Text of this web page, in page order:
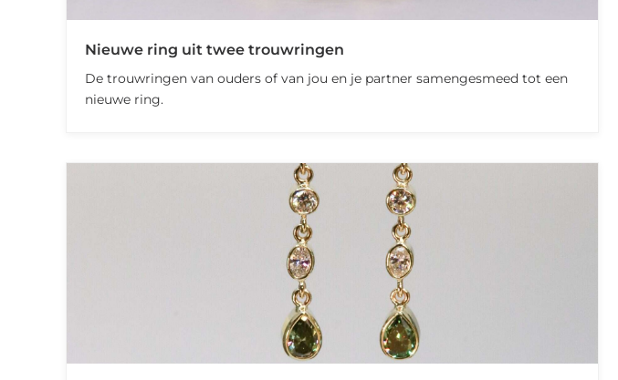
Nieuwe ring uit twee trouwringen
De trouwringen van ouders of van jou en je partner samengesmeed tot een
nieuwe ring.